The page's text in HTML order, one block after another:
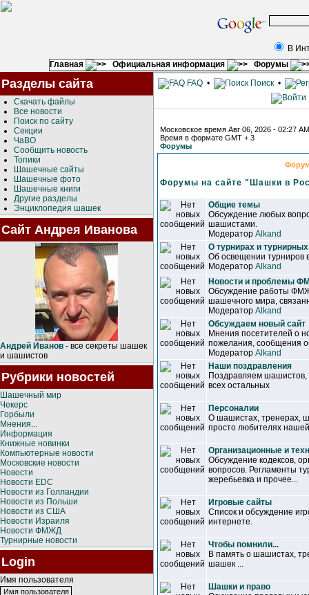
В
Главная
Официальная информация Форумы
Разделы сайта
Скачать файлы
Все новости
Поиск по сайту
Секции
ЧаВО
Сообщить новость
Топики
Шашечные сайты
Шашечные фото
Шашечные книги
Другие разделы
Энциклопедия шашек
Сайт Андрея Иванова
Андрей Иванов - все секреты шашек
и шашистов
Рубрики новостей
Шашечный мир
Чекерс
Горбыли
Мнения...
Информация
Книжные новинки
Компьютерные новости
Московские новости
Новости
Новости EDC
Новости из Голландии
Новости из Польши
Новости из США
Новости Израиля
Новости ФМЖД
Турнирные новости
Login
Имя пользователя
FAQ • Поиск •
Московское время Авг 06, 2026 - 02:27 AM
Время в формате GMT + 3
Форумы
Форумы на сайте "Шашки в
Общие темы
Обсуждение любых
шашистами.
Модератор Alkand
О турнирах и
Об освещении турниров
Модератор Alkand
Новости и проблемы
Обсуждение работы
шашечного мира,
Модератор Alkand
Обсуждаем новый сайт
Мнения посетителей о
пожелания, сообщения
Модератор Alkand
Наши поздравления
Поздравляем шашистов,
всех остальных
Персоналии
О шашистах, тренерах,
просто любителях
Организационные и
Обсуждение кодексов,
вопросов. Регламенты
жеребьевка и прочее...
Игровые сайты
Список и обсуждение
интернете.
Чтобы помнили...
В память о шашистах,
шашек ...
Шашки и право